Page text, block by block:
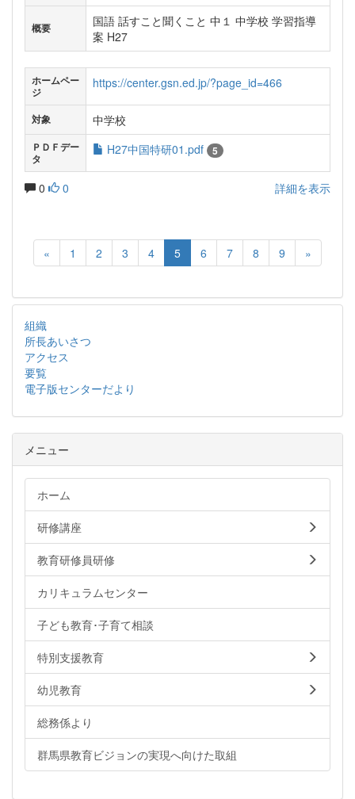
概要
国語 話すこと聞くこと 中１ 中学校 学習指導
案 H27
ホームペー
ジ
https://center.gsn.ed.jp/?page_id=466
対象 中学校
ＰＤＦデー
タ
H27中国特研01.pdf 5
0 0 詳細を表示
« 1 2 3 4 5 6 7 8 9 »
組織
所長あいさつ
アクセス
要覧
電子版センターだより
メニュー
ホーム
研修講座
教育研修員研修
カリキュラムセンター
子ども教育･子育て相談
特別支援教育
幼児教育
総務係より
群馬県教育ビジョンの実現へ向けた取組